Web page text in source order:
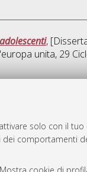
solo con il tuo
dei comportamenti
,
unita, 29
il Sat Aug